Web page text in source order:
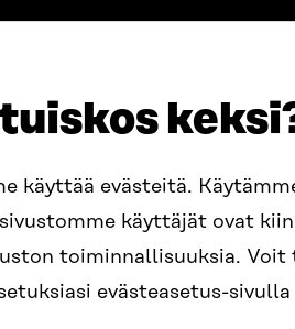
käyttää evästeitä.
käyttäjät ovat
toiminnallisuuksia.
evästeasetus-sivulla
11-13, PL 160,